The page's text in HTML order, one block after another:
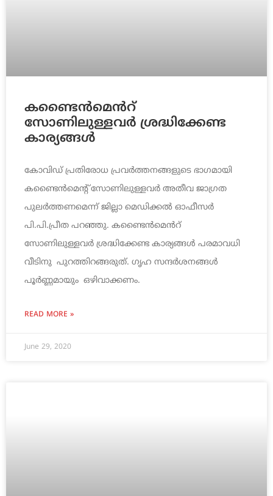
കണ്ടൈൻമെൻറ്
സോണിലുള്ളവർ ശ്രദ്ധിക്കേണ്ട
കാര്യങ്ങൾ
കോവിഡ് പ്രതിരോധ പ്രവർത്തനങ്ങളുടെ ഭാഗമായി
കണ്ടൈൻമെന്റ് സോണിലുള്ളവർ അതീവ ജാഗ്രത
പുലർത്തണമെന്ന് ജില്ലാ മെഡിക്കൽ ഓഫീസർ
പി.പി.പ്രീത പറഞ്ഞു. കണ്ടൈൻമെൻറ്
സോണിലുള്ളവർ ശ്രദ്ധിക്കേണ്ട കാര്യങ്ങൾ പരമാവധി
വീടിനു പുറത്തിറങ്ങരുത്. ഗൃഹ സന്ദർശനങ്ങൾ
പൂർണ്ണമായും ഒഴിവാക്കണം.
READ MORE »
June 29, 2020